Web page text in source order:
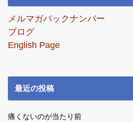
メルマガバックナンバー
ブログ
English Page
最近の投稿
痛くないのが当たり前